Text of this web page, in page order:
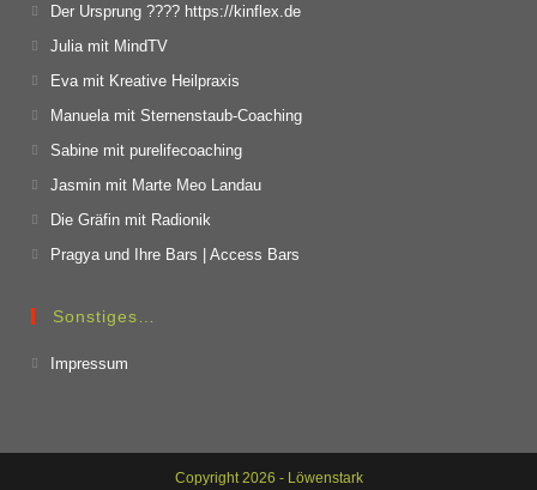
Der Ursprung ???? https://kinflex.de
Julia mit MindTV
Eva mit Kreative Heilpraxis
Manuela mit Sternenstaub-Coaching
Sabine mit purelifecoaching
Jasmin mit Marte Meo Landau
Die Gräfin mit Radionik
Pragya und Ihre Bars | Access Bars
Sonstiges…
Impressum
Copyright 2026 - Löwenstark